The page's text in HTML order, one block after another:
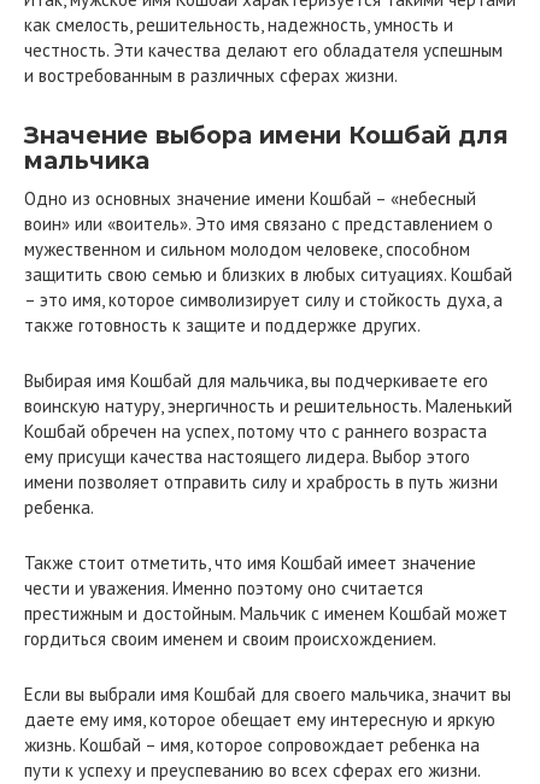
как смелость, решительность, надежность, умность и
честность. Эти качества делают его обладателя успешным
и востребованным в различных сферах жизни.
Значение выбора имени Кошбай для
мальчика
Одно из основных значение имени Кошбай – «небесный
воин» или «воитель». Это имя связано с представлением о
мужественном и сильном молодом человеке, способном
защитить свою семью и близких в любых ситуациях. Кошбай
– это имя, которое символизирует силу и стойкость духа, а
также готовность к защите и поддержке других.
Выбирая имя Кошбай для мальчика, вы подчеркиваете его
воинскую натуру, энергичность и решительность. Маленький
Кошбай обречен на успех, потому что с раннего возраста
ему присущи качества настоящего лидера. Выбор этого
имени позволяет отправить силу и храбрость в путь жизни
ребенка.
Также стоит отметить, что имя Кошбай имеет значение
чести и уважения. Именно поэтому оно считается
престижным и достойным. Мальчик с именем Кошбай может
гордиться своим именем и своим происхождением.
Если вы выбрали имя Кошбай для своего мальчика, значит вы
даете ему имя, которое обещает ему интересную и яркую
жизнь. Кошбай – имя, которое сопровождает ребенка на
пути к успеху и преуспеванию во всех сферах его жизни.